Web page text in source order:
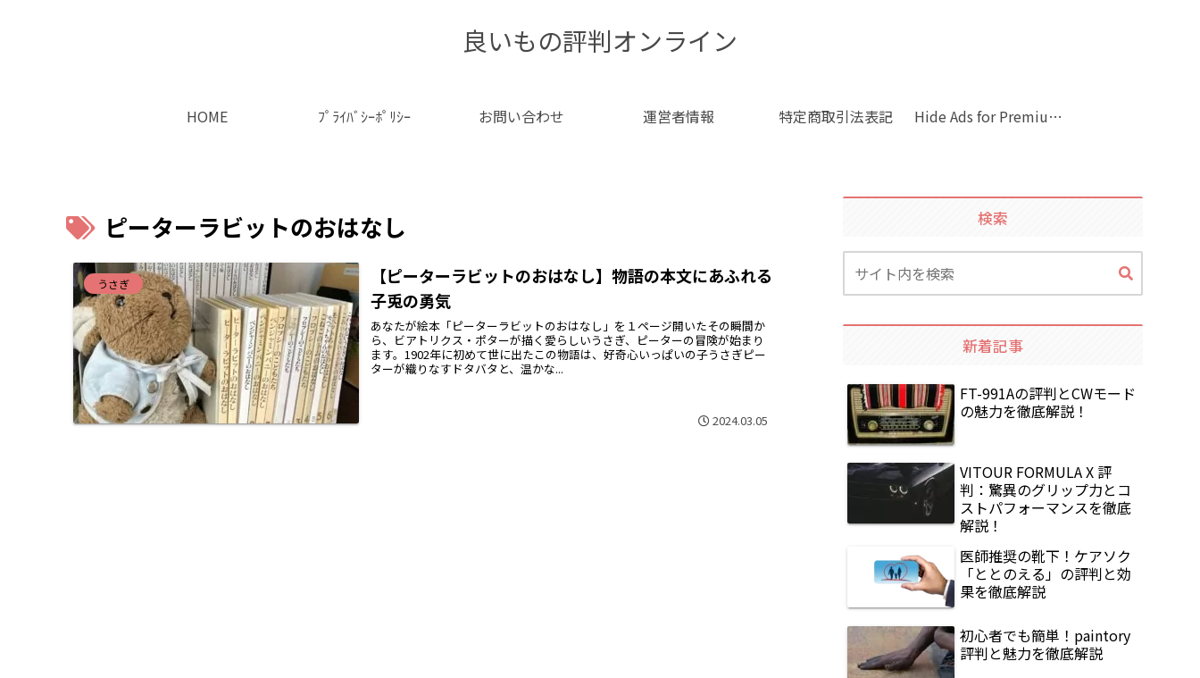
良いもの評判オンライン
HOME ﾌﾟﾗｲﾊﾞｼｰﾎﾟﾘｼｰ お問い合わせ 運営者情報 特定商取引法表記 Hide Ads for Premium Members
ピーターラビットのおはなし
うさぎ
【ピーターラビットのおはなし】物語の本文にあふれる
子兎の勇気
あなたが絵本「ピーターラビットのおはなし」を１ページ開いたその瞬間か
ら、ビアトリクス・ポターが描く愛らしいうさぎ、ピーターの冒険が始まり
ます。1902年に初めて世に出たこの物語は、好奇心いっぱいの子うさぎピー
ターが織りなすドタバタと、温かな...
2024.03.05
検索
新着記事
FT-991Aの評判とCWモード
の魅力を徹底解説！
VITOUR FORMULA X 評
判：驚異のグリップ力とコ
ストパフォーマンスを徹底
解説！
医師推奨の靴下！ケアソク
「ととのえる」の評判と効
果を徹底解説
初心者でも簡単！paintory
評判と魅力を徹底解説